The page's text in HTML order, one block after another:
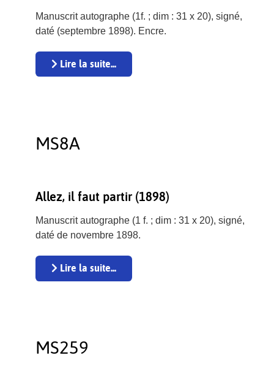
Manuscrit autographe (1f. ; dim : 31 x 20), signé,
daté (septembre 1898). Encre.
Lire la suite...
MS8A
Allez, il faut partir (1898)
Manuscrit autographe (1 f. ; dim : 31 x 20), signé,
daté de novembre 1898.
Lire la suite...
MS259